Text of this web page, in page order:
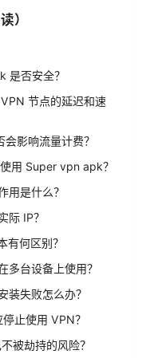
）
是否安全？
节点的延迟和速
影响流量计费？
用 Super vpn apk？
用是什么？
际 IP？
有何区别？
多台设备上使用？
装失败怎么办？
止使用 VPN？
被劫持的风险？